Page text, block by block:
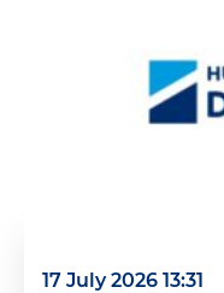
17 July 2026 13:31